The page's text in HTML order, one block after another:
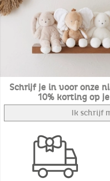
Schrijf je in voor onze
10% korting op
Ik schrijf